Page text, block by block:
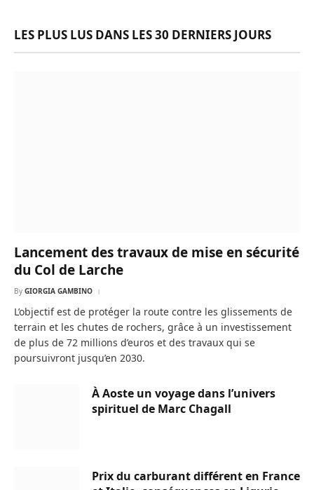
LES PLUS LUS DANS LES 30 DERNIERS JOURS
Lancement des travaux de mise en sécurité
du Col de Larche
By GIORGIA GAMBINO
L’objectif est de protéger la route contre les glissements de
terrain et les chutes de rochers, grâce à un investissement
de plus de 72 millions d’euros et des travaux qui se
poursuivront jusqu’en 2030.
À Aoste un voyage dans l’univers
spirituel de Marc Chagall
Prix du carburant différent en France